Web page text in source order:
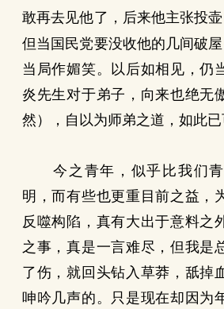
敢再去见他了，后来他主张投壶
但当国民党要没收他的几间破屋
当局作媚笑。以后如相见，仍
炎先生对于弟子，向来也绝无
然），自以为师弟之道，如此已
今之青年，似乎比我们青
明，而有些也更重目前之益，
反噬构陷，真有大出于意料之
之事，真是一言难尽，但我是
了伤，就回头钻入草莽，舐掉
呻吟几声的。只是现在却因为